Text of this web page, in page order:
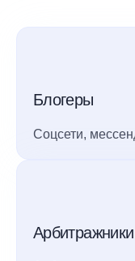
Блогеры
Соцсети,
Арбитражники